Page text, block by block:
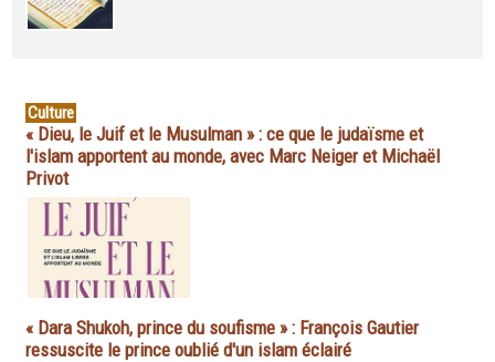
Culture
« Dieu, le Juif et le Musulman » : ce que le judaïsme et
l'islam apportent au monde, avec Marc Neiger et Michaël
Privot
« Dara Shukoh, prince du soufisme » : François Gautier
ressuscite le prince oublié d'un islam éclairé